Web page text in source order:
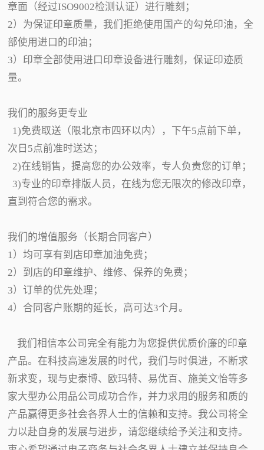
章面（经过ISO9002检测认证）进行雕刻；
2）为保证印章质量，我们拒绝使用国产的勾兑印油，全
部使用进口的印油；
3）印章全部使用进口印章设备进行雕刻，保证印迹质
量。
我们的服务更专业
1)免费取送（限北京市四环以内），下午5点前下单，
次日5点前准时送达；
2)在线销售，提高您的办公效率，专人负责您的订单；
3)专业的印章排版人员，在线为您无限次的修改印章，
直到符合您的需求。
我们的增值服务（长期合同客户）
1）均可享有到店印章加油免费；
2）到店的印章维护、维修、保养的免费；
3）订单的优先处理；
4）合同客户账期的延长，高可达3个月。
我们相信本公司完全有能力为您提供优质价廉的印章
产品。在科技高速发展的时代，我们与时俱进，不断求
新求变，现与史泰博、欧玛特、易优百、施美文怡等多
家大型办公用品公司成功合作，并力求用的服务和质的
产品赢得更多社会各界人士的信赖和支持。我公司将全
力以赴自身的发展与进步，请您继续给予关注和支持。